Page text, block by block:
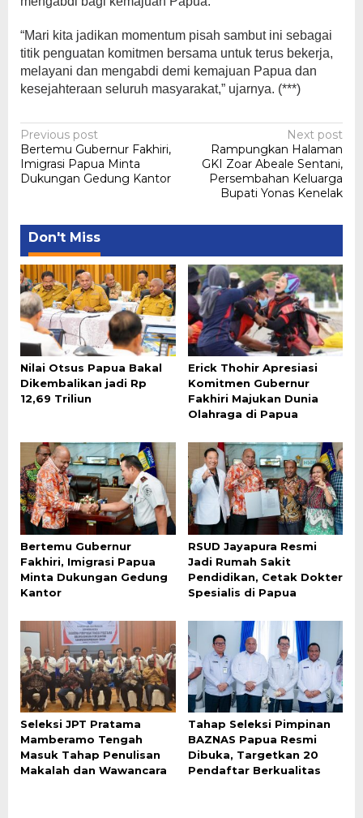
“Mari kita jadikan momentum pisah sambut ini sebagai
titik penguatan komitmen bersama untuk terus bekerja,
melayani dan mengabdi demi kemajuan Papua dan
kesejahteraan seluruh masyarakat,” ujarnya. (***)
Post
navigation
Previous post
Bertemu Gubernur Fakhiri,
Imigrasi Papua Minta
Dukungan Gedung Kantor
Next post
Rampungkan Halaman
GKI Zoar Abeale Sentani,
Persembahan Keluarga
Bupati Yonas Kenelak
Don't Miss
Nilai Otsus Papua Bakal
Dikembalikan jadi Rp
12,69 Triliun
Erick Thohir Apresiasi
Komitmen Gubernur
Fakhiri Majukan Dunia
Olahraga di Papua
Bertemu Gubernur
Fakhiri, Imigrasi Papua
Minta Dukungan Gedung
Kantor
RSUD Jayapura Resmi
Jadi Rumah Sakit
Pendidikan, Cetak Dokter
Spesialis di Papua
Seleksi JPT Pratama
Mamberamo Tengah
Masuk Tahap Penulisan
Makalah dan Wawancara
Tahap Seleksi Pimpinan
BAZNAS Papua Resmi
Dibuka, Targetkan 20
Pendaftar Berkualitas